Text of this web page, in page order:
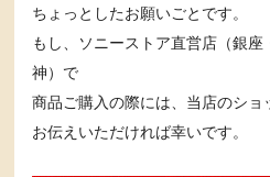
ちょっとしたお願いごとです。
もし、ソニーストア直営店（銀
神）で
商品ご購入の際には、当店のシ
お伝えいただければ幸いです。